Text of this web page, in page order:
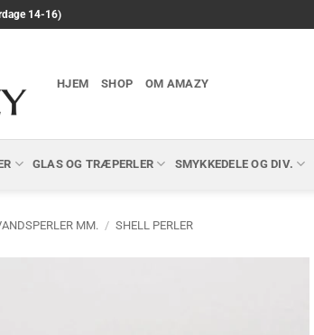
14-16)
HJEM SHOP OM AMAZY
GLAS OG TRÆPERLER SMYKKEDELE OG DIV.
MM. / SHELL PERLER